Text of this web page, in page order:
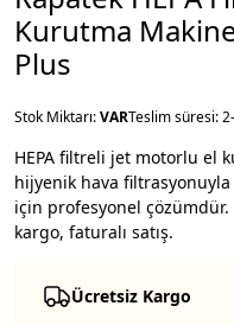
Kurutma
Plus
Stok Miktarı:VARTeslim süresi:
HEPA filtreli jet motorlu el
hijyenik hava
için profesyonel çözümdür.
kargo, faturalı satış.
Ücretsiz Kargo